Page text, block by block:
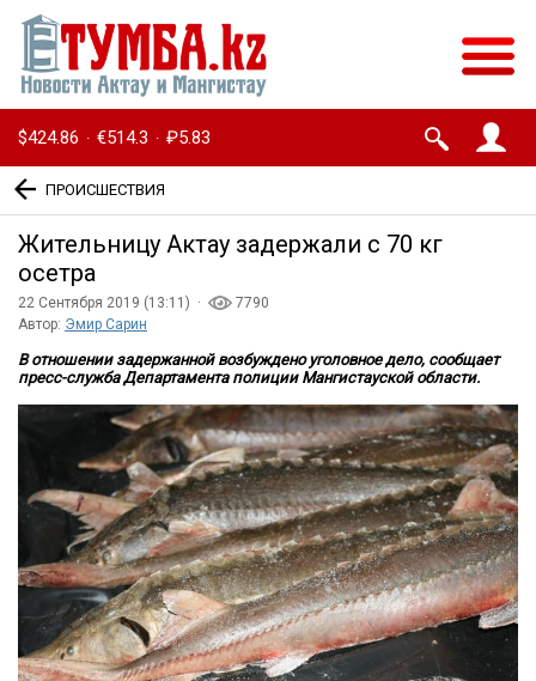
$424.86 · €514.3 · ₽5.83
ПРОИСШЕСТВИЯ
Жительницу Актау задержали с 70 кг
осетра
22 Сентября 2019 (13:11) ·
7790
Автор: Эмир Сарин
В отношении задержанной возбуждено уголовное дело, сообщает
пресс-служба Департамента полиции Мангистауской области.